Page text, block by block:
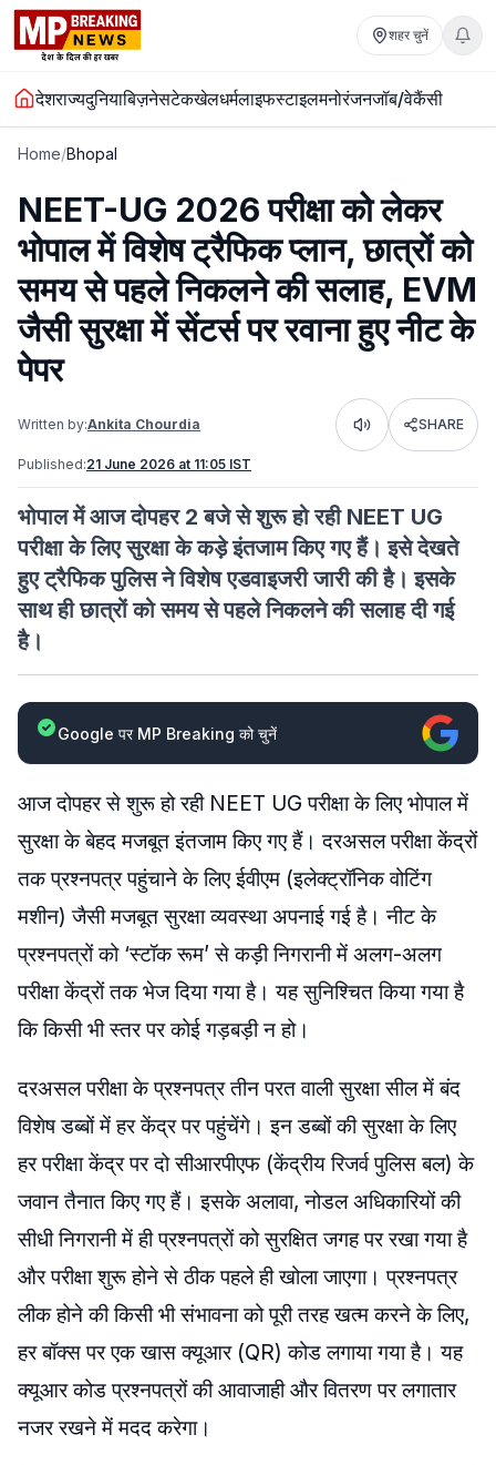
शहर चुनें
देशराज्यदुनियाबिज़नेसटेकखेलधर्मलाइफस्टाइलमनोरंजनजॉब/वेकैंसी
Home/Bhopal
NEET-UG 2026 परीक्षा को लेकर
भोपाल में विशेष ट्रैफिक प्लान, छात्रों को
समय से पहले निकलने की सलाह, EVM
जैसी सुरक्षा में सेंटर्स पर रवाना हुए नीट के
पेपर
Written by:Ankita Chourdia Listen SHARE
Published:21 June 2026 at 11:05 IST
भोपाल में आज दोपहर 2 बजे से शुरू हो रही NEET UG
परीक्षा के लिए सुरक्षा के कड़े इंतजाम किए गए हैं। इसे देखते
हुए ट्रैफिक पुलिस ने विशेष एडवाइजरी जारी की है। इसके
साथ ही छात्रों को समय से पहले निकलने की सलाह दी गई
है।
Google पर MP Breaking को चुनें
आज दोपहर से शुरू हो रही NEET UG परीक्षा के लिए भोपाल में
सुरक्षा के बेहद मजबूत इंतजाम किए गए हैं। दरअसल परीक्षा केंद्रों
तक प्रश्नपत्र पहुंचाने के लिए ईवीएम (इलेक्ट्रॉनिक वोटिंग
मशीन) जैसी मजबूत सुरक्षा व्यवस्था अपनाई गई है। नीट के
प्रश्नपत्रों को ‘स्टॉक रूम’ से कड़ी निगरानी में अलग-अलग
परीक्षा केंद्रों तक भेज दिया गया है। यह सुनिश्चित किया गया है
कि किसी भी स्तर पर कोई गड़बड़ी न हो।
दरअसल परीक्षा के प्रश्नपत्र तीन परत वाली सुरक्षा सील में बंद
विशेष डब्बों में हर केंद्र पर पहुंचेंगे। इन डब्बों की सुरक्षा के लिए
हर परीक्षा केंद्र पर दो सीआरपीएफ (केंद्रीय रिजर्व पुलिस बल) के
जवान तैनात किए गए हैं। इसके अलावा, नोडल अधिकारियों की
सीधी निगरानी में ही प्रश्नपत्रों को सुरक्षित जगह पर रखा गया है
और परीक्षा शुरू होने से ठीक पहले ही खोला जाएगा। प्रश्नपत्र
लीक होने की किसी भी संभावना को पूरी तरह खत्म करने के लिए,
हर बॉक्स पर एक खास क्यूआर (QR) कोड लगाया गया है। यह
क्यूआर कोड प्रश्नपत्रों की आवाजाही और वितरण पर लगातार
नजर रखने में मदद करेगा।